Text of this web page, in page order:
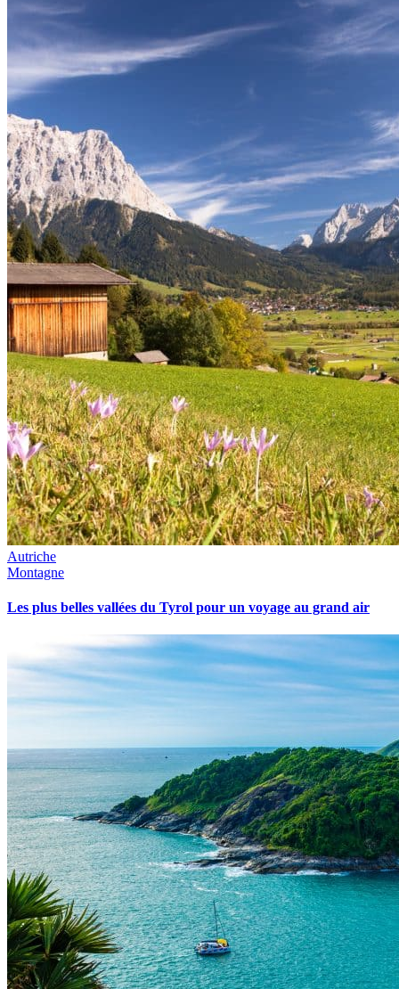
Autriche
Montagne
Les plus belles vallées du Tyrol pour un voyage au grand air